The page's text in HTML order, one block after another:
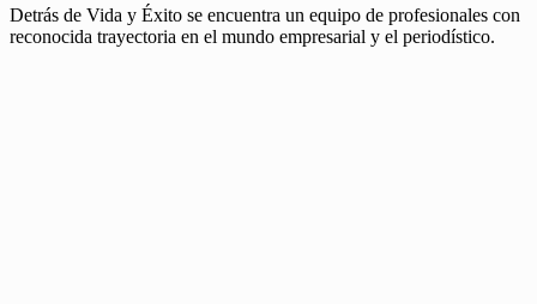
Detrás de Vida y Éxito se encuentra un equipo de profesionales con
reconocida trayectoria en el mundo empresarial y el periodístico.